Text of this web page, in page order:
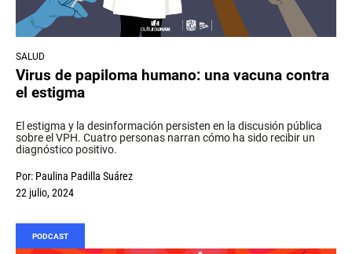
SALUD
Virus de papiloma humano: una vacuna contra
el estigma
El estigma y la desinformación persisten en la discusión pública
sobre el VPH. Cuatro personas narran cómo ha sido recibir un
diagnóstico positivo.
Por: Paulina Padilla Suárez
22 julio, 2024
PODCAST